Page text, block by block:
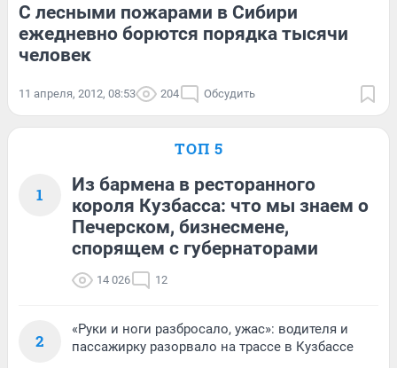
С лесными пожарами в Сибири
ежедневно борются порядка тысячи
человек
11 апреля, 2012, 08:53 204 Обсудить
ТОП 5
1
Из бармена в ресторанного
короля Кузбасса: что мы знаем о
Печерском, бизнесмене,
спорящем с губернаторами
14 026 12
2
«Руки и ноги разбросало, ужас»: водителя и
пассажирку разорвало на трассе в Кузбассе